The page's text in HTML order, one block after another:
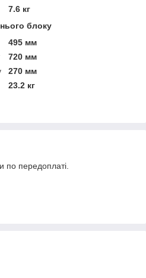
7.6 кг
блоку
495 мм
720 мм
270 мм
23.2 кг
по передоплаті.